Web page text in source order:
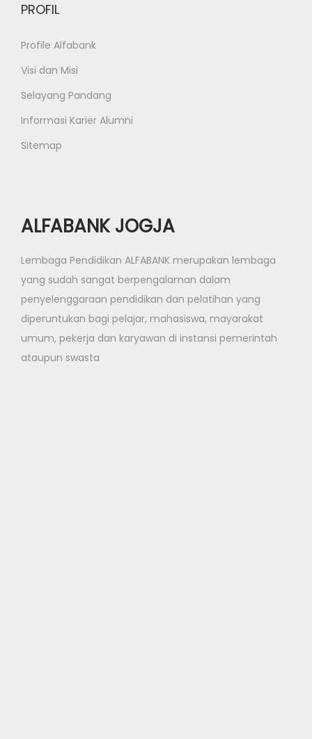
PROFIL
Profile Alfabank
Visi dan Misi
Selayang Pandang
Informasi Karier Alumni
Sitemap
ALFABANK JOGJA
Lembaga Pendidikan ALFABANK merupakan lembaga
yang sudah sangat berpengalaman dalam
penyelenggaraan pendidikan dan pelatihan yang
diperuntukan bagi pelajar, mahasiswa, mayarakat
umum, pekerja dan karyawan di instansi pemerintah
ataupun swasta